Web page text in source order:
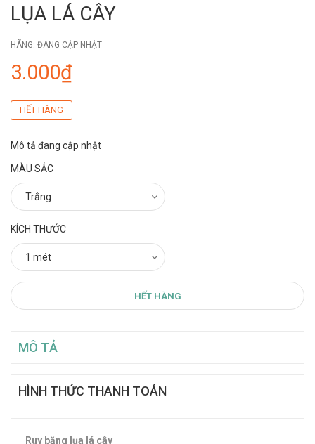
LỤA LÁ CÂY
HÃNG: ĐANG CẬP NHẬT
3.000₫
HẾT HÀNG
Mô tả đang cập nhật
MÀU SẮC
KÍCH THƯỚC
HẾT HÀNG
MÔ TẢ
HÌNH THỨC THANH TOÁN
Ruy băng lụa lá cây